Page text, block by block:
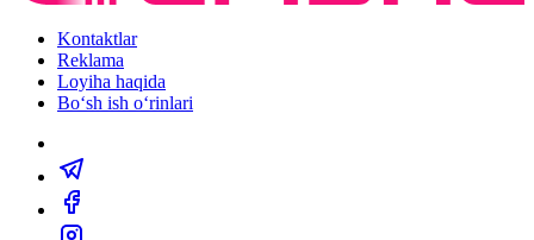
Kontaktlar
Reklama
Loyiha haqida
Bo‘sh ish o‘rinlari